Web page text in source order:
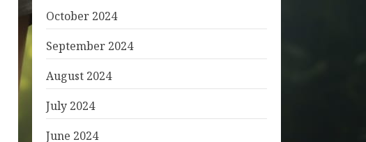
October 2024
September 2024
August 2024
July 2024
June 2024